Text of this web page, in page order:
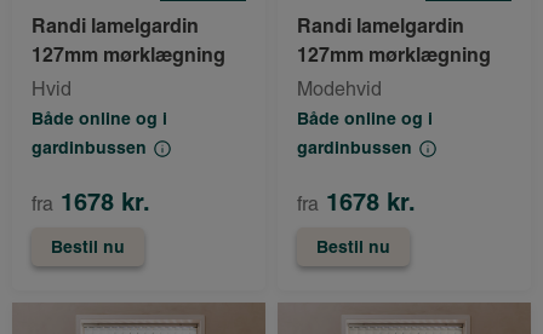
Randi lamelgardin
127mm mørklægning
Hvid
Både online og i
gardinbussen
fra 1678 kr.
Bestil nu
Randi lamelgardin
127mm mørklægning
Modehvid
Både online og i
gardinbussen
fra 1678 kr.
Bestil nu